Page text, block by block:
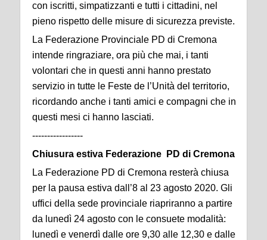
con iscritti, simpatizzanti e tutti i cittadini, nel
pieno rispetto delle misure di sicurezza previste.
La Federazione Provinciale PD di Cremona
intende ringraziare, ora più che mai, i tanti
volontari che in questi anni hanno prestato
servizio in tutte le Feste de l’Unità del territorio,
ricordando anche i tanti amici e compagni che in
questi mesi ci hanno lasciati.
-----------------
Chiusura estiva Federazione PD di Cremona
La Federazione PD di Cremona resterà chiusa
per la pausa estiva dall’8 al 23 agosto 2020. Gli
uffici della sede provinciale riapriranno a partire
da lunedì 24 agosto con le consuete modalità:
lunedì e venerdì dalle ore 9,30 alle 12,30 e dalle